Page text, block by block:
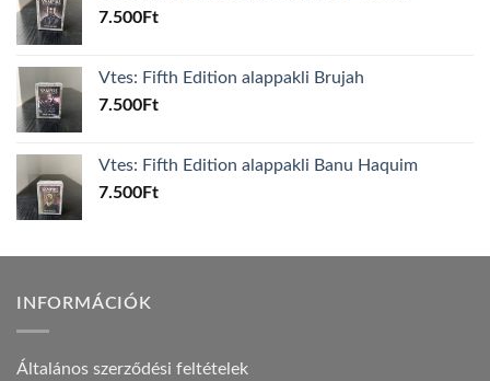
7.500Ft
Vtes: Fifth Edition alappakli Brujah
7.500Ft
Vtes: Fifth Edition alappakli Banu Haquim
7.500Ft
INFORMÁCIÓK
Általános szerződési feltételek